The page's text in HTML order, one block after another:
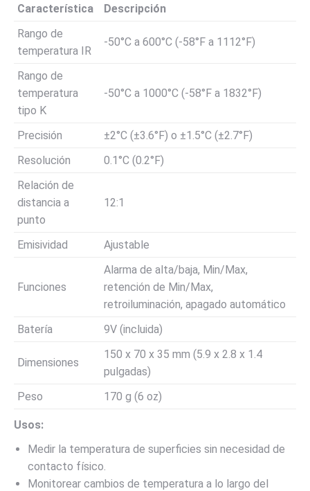
Característica
Descripción
Rango de
temperatura IR
-50°C a 600°C (-58°F a 1112°F)
Rango de
temperatura
tipo K
-50°C a 1000°C (-58°F a 1832°F)
Precisión
±2°C (±3.6°F) o ±1.5°C (±2.7°F)
Resolución
0.1°C (0.2°F)
Relación de
distancia a
punto
12:1
Emisividad Ajustable
Funciones
Alarma de alta/baja, Min/Max,
retención de Min/Max,
retroiluminación, apagado automático
Batería
9V (incluida)
Dimensiones
150 x 70 x 35 mm (5.9 x 2.8 x 1.4
pulgadas)
Peso
170 g (6 oz)
Usos:
Medir la temperatura de superficies sin necesidad de
contacto físico.
Monitorear cambios de temperatura a lo largo del